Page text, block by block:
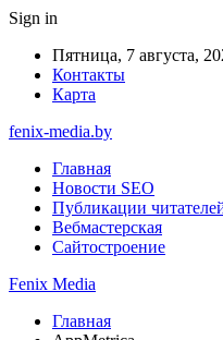
Sign in
Пятница, 7 августа,
Контакты
Карта
fenix-media.by
Главная
Новости SEO
Публикации
Вебмастерская
Сайтостроение
Fenix Media
Главная